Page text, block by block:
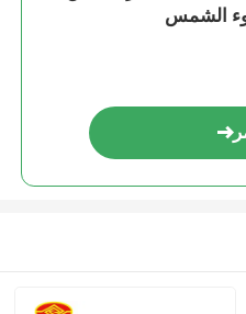
الشمس